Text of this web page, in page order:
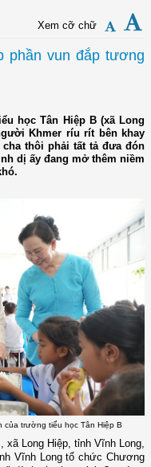
Xem cỡ chữ
phần vun đắp tương
học Tân Hiệp B (xã Long
Khmer ríu rít bên khay
thôi phải tất tả đưa đón
dị ấy đang mở thêm niềm
của trường tiểu học Tân Hiệp B
xã Long Hiệp, tỉnh Vĩnh Long,
Vĩnh Long tổ chức Chương